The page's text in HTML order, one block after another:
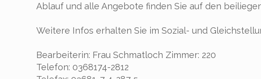
Ablauf und alle Angebote finden Sie auf den
Weitere Infos erhalten Sie im Sozial- und
Bearbeiterin: Frau Schmatloch Zimmer: 220
Telefon: 0368174-2812